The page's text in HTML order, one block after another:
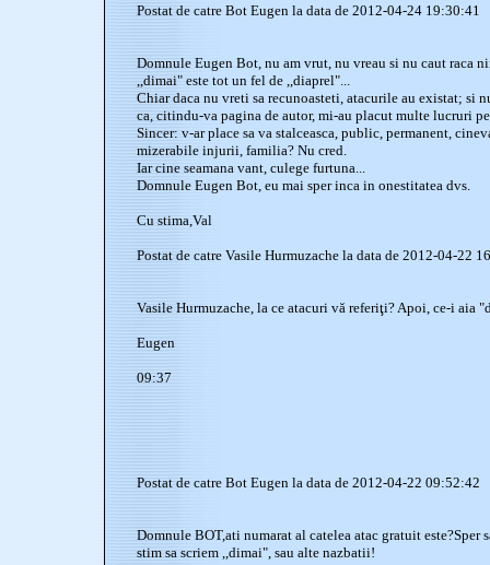
Postat de catre Bot Eugen la data de 2012-04-24 19:30:41
Domnule Eugen Bot, nu am vrut, nu vreau si nu caut raca
,,dimai" este tot un fel de ,,diaprel"...
Chiar daca nu vreti sa recunoasteti, atacurile au existat; si
ca, citindu-va pagina de autor, mi-au placut multe lucruri
Sincer: v-ar place sa va stalceasca, public, permanent,
mizerabile injurii, familia? Nu cred.
Iar cine seamana vant, culege furtuna...
Domnule Eugen Bot, eu mai sper inca in onestitatea dvs.
Cu stima,Val
Postat de catre Vasile Hurmuzache la data de 2012-04-22
Vasile Hurmuzache, la ce atacuri vă referiţi? Apoi, ce-i aia
Eugen
09:37
Postat de catre Bot Eugen la data de 2012-04-22 09:52:42
Domnule BOT,ati numarat al catelea atac gratuit
stim sa scriem ,,dimai", sau alte nazbatii!